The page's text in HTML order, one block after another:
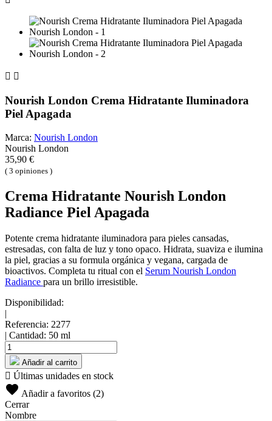
 
Nourish London Crema Hidratante Iluminadora
Piel Apagada
Marca: Nourish London
Nourish London
35,90 €
( 3 opiniones )
Crema Hidratante Nourish London
Radiance Piel Apagada
Potente crema hidratante iluminadora para pieles cansadas,
estresadas, con falta de luz y tono opaco. Hidrata, suaviza e ilumina
la piel, gracias a su formula orgánica y vegana, cargada de
bioactivos. Completa tu ritual con el Serum Nourish London
Radiance para un brillo irresistible.
Disponibilidad:
|
Referencia: 2277
| Cantidad: 50 ml
Añadir al carrito
 Últimas unidades en stock
Añadir a favoritos (2)
Cerrar
Nombre